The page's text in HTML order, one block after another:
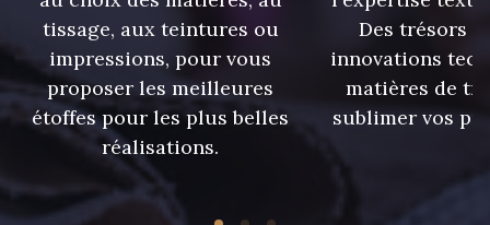
tissage, aux teintures ou
impressions, pour vous
proposer les meilleures
étoffes pour les plus belles
réalisations.
Des trésors
innovations
matières de
sublimer vos